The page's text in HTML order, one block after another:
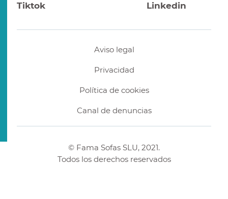
Tiktok Linkedin
© Fama Sofas SLU, 2021.
Todos los derechos reservados
Aviso legal
Privacidad
Política de cookies
Canal de denuncias